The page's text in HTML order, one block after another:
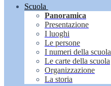
Scuola
Panoramica
Presentazione
I luoghi
Le persone
I numeri della scuola
Le carte della scuola
Organizzazione
La storia